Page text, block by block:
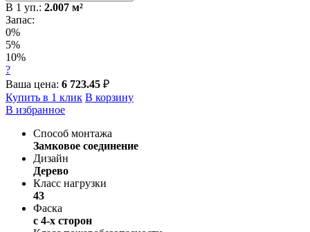
В 1 уп.: 2.007 м²
Запас:
0%
5%
10%
?
Ваша цена: 6 723.45 ₽
Купить в 1 клик В корзину
В избранное
Способ монтажа
Замковое соединение
Дизайн
Дерево
Класс нагрузки
43
Фаска
с 4-х сторон